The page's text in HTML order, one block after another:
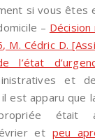
si vous êtes
–
M. Cédric D.
l’état
et
est apparu que
était
et peu